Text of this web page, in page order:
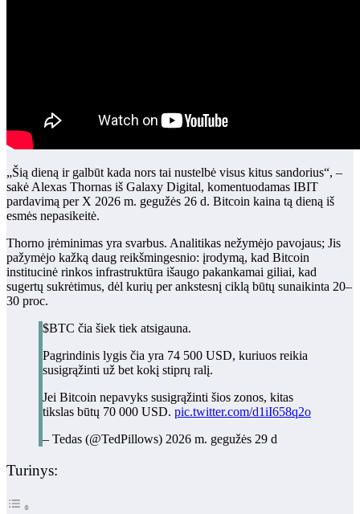
„Šią dieną ir galbūt kada nors tai nustelbė visus kitus sandorius“, –
sakė Alexas Thornas iš Galaxy Digital, komentuodamas IBIT
pardavimą per X 2026 m. gegužės 26 d. Bitcoin kaina tą dieną iš
esmės nepasikeitė.
Thorno įrėminimas yra svarbus. Analitikas nežymėjo pavojaus; Jis
pažymėjo kažką daug reikšmingesnio: įrodymą, kad Bitcoin
institucinė rinkos infrastruktūra išaugo pakankamai giliai, kad
sugertų sukrėtimus, dėl kurių per ankstesnį ciklą būtų sunaikinta 20–
30 proc.
$BTC čia šiek tiek atsigauna.
Pagrindinis lygis čia yra 74 500 USD, kuriuos reikia
susigrąžinti už bet kokį stiprų ralį.
Jei Bitcoin nepavyks susigrąžinti šios zonos, kitas
tikslas būtų 70 000 USD. pic.twitter.com/d1iI658q2o
– Tedas (@TedPillows) 2026 m. gegužės 29 d
Turinys: